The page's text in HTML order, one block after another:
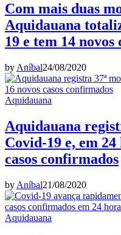
Com mais duas
Aquidauana
19 e tem 14
by Aníbal24/08/2020
Aquidauana
Aquidauana
Covid-19 e, em
casos confirmados
by Aníbal21/08/2020
Aquidauana